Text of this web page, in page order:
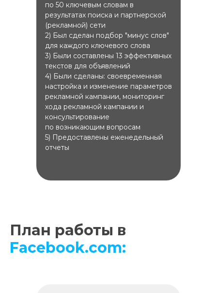
по 50 ключевым словам в
результатах поиска и партнерской
(рекламной) сети
2) Был сделан подбор "минус слов"
для каждого ключевого слова
3) Были составлены 13 эффективных
текстов для объявлений
4) Были сделаны: своевременная
настройка и изменение параметров
рекламной кампании, мониторинг
хода рекламной кампании и
консультирование
по возникающим вопросам
5) Предоставлены еженедельный
отчеты
План работы в
Facebook.com: